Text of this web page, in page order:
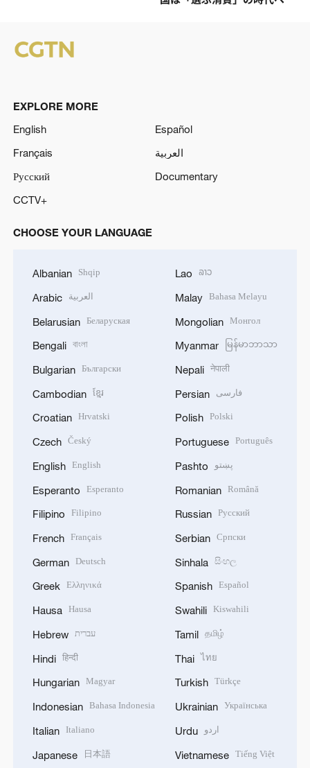
EXPLORE MORE
English
Español
Français
العربية
Русский
Documentary
CCTV+
CHOOSE YOUR LANGUAGE
Albanian Shqip
Arabic العربية
Belarusian Беларуская
Bengali বাংলা
Bulgarian Български
Cambodian ខ្មែរ
Croatian Hrvatski
Czech Český
English English
Esperanto Esperanto
Filipino Filipino
French Français
German Deutsch
Greek Ελληνικά
Hausa Hausa
Hebrew עברית
Hindi हिन्दी
Hungarian Magyar
Indonesian Bahasa Indonesia
Italian Italiano
Japanese 日本語
Lao ລາວ
Malay Bahasa Melayu
Mongolian Монгол
Myanmar မြန်မာဘာသာ
Nepali नेपाली
Persian فارسی
Polish Polski
Portuguese Português
Pashto پښتو
Romanian Română
Russian Русский
Serbian Српски
Sinhala සිංහල
Spanish Español
Swahili Kiswahili
Tamil தமிழ்
Thai ไทย
Turkish Türkçe
Ukrainian Українська
Urdu اردو
Vietnamese Tiếng Việt